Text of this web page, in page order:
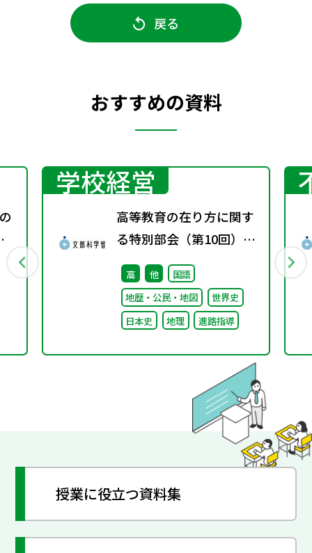
戻る
おすすめの資料
学校経営
高等教育の在り方に関す
る特別部会（第10回）配
付資料
高 他
国語
地歴・公民・地図
世界史
日本史
地理 進路指導
授業に役立つ資料集